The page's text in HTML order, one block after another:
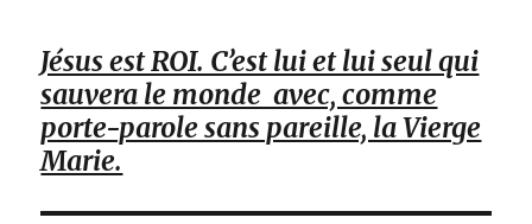
Jésus est ROI. C’est lui et lui seul qui
sauvera le monde avec, comme
porte-parole sans pareille, la Vierge
Marie.